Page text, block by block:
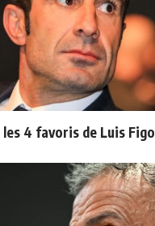
4 favoris de Luis Figo